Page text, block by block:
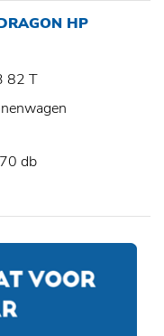
HP
82 T
70 db